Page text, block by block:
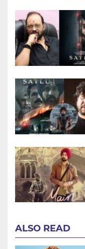
ALSO READ